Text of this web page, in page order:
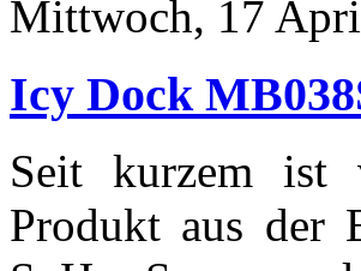
Mittwoch, 17
Icy Dock
Seit kurzem ist
Produkt aus der